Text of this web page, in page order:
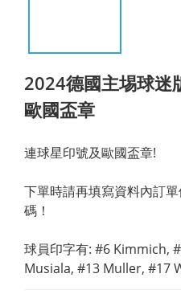
2024德國主埸球迷
歐國盃章
連球星印號及歐國盃章!
下單時請再填寫資料內訂
碼！
球員印字有: #6 Kimmich,
Musiala, #13 Muller, #17